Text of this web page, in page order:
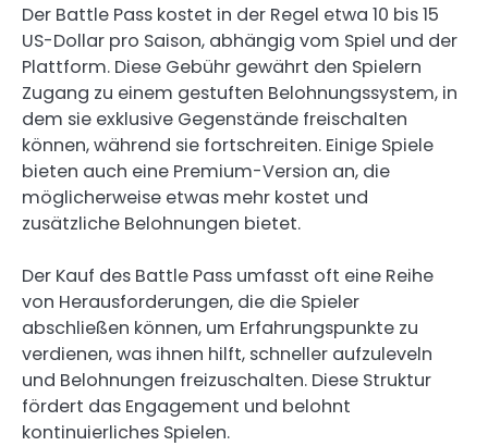
Der Battle Pass kostet in der Regel etwa 10 bis 15
US-Dollar pro Saison, abhängig vom Spiel und der
Plattform. Diese Gebühr gewährt den Spielern
Zugang zu einem gestuften Belohnungssystem, in
dem sie exklusive Gegenstände freischalten
können, während sie fortschreiten. Einige Spiele
bieten auch eine Premium-Version an, die
möglicherweise etwas mehr kostet und
zusätzliche Belohnungen bietet.
Der Kauf des Battle Pass umfasst oft eine Reihe
von Herausforderungen, die die Spieler
abschließen können, um Erfahrungspunkte zu
verdienen, was ihnen hilft, schneller aufzuleveln
und Belohnungen freizuschalten. Diese Struktur
fördert das Engagement und belohnt
kontinuierliches Spielen.